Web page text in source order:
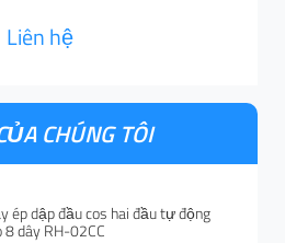
Liên hệ
CHÚNG TÔI
ép dập đầu cos hai đầu tự động
8 dây RH-02CC